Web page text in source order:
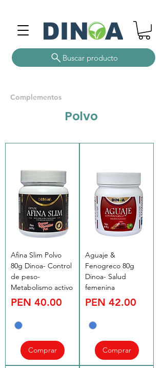
Buscar producto
Complementos
Polvo
Afina Slim Polvo
80g Dinoa- Control
de peso-
Metabolismo activo
Price
PEN 40.00
Comprar
Aguaje &
Fenogreco 80g
Dinoa- Salud
femenina
Price
PEN 42.00
Comprar